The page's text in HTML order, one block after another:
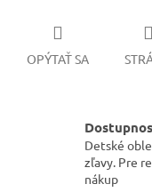
OPÝTAŤ SA
Detské
zľavy. Pre
nákup